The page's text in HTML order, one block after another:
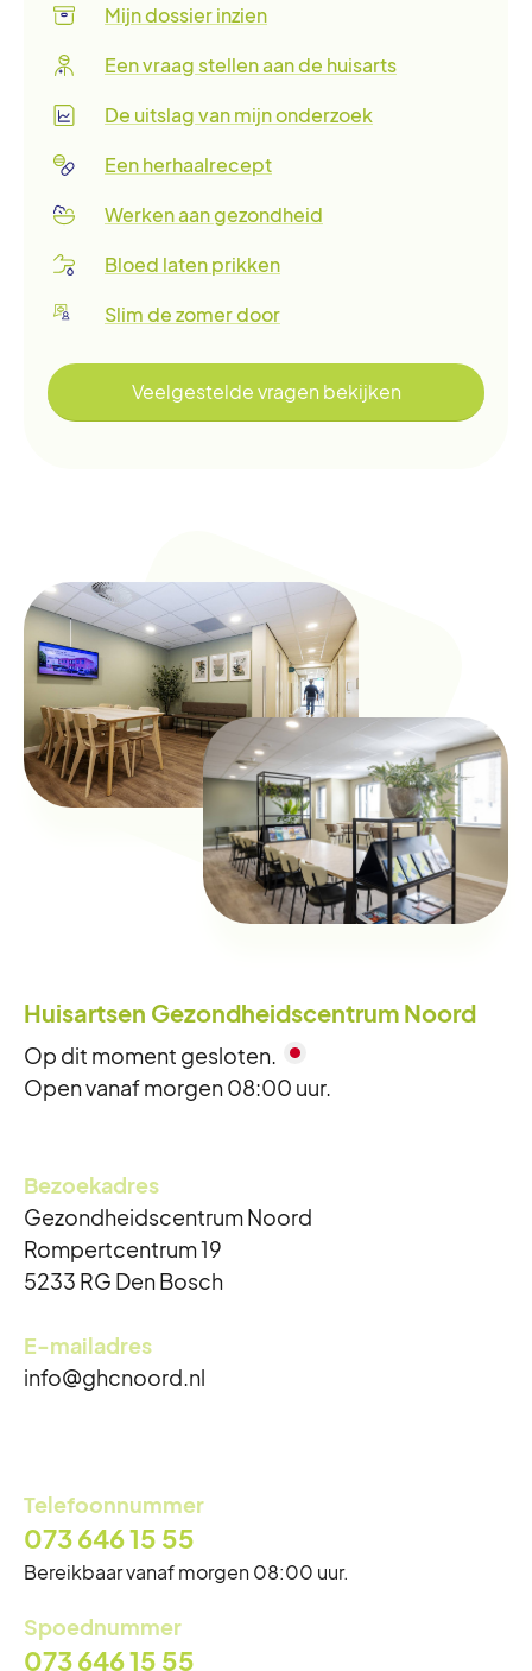
Mijn dossier inzien
Een vraag stellen aan de huisarts
De uitslag van mijn onderzoek
Een herhaalrecept
Werken aan gezondheid
Bloed laten prikken
Slim de zomer door
Veelgestelde vragen bekijken
Huisartsen Gezondheidscentrum Noord
Op dit moment gesloten.
Open vanaf morgen 08:00 uur.
Bezoekadres
Gezondheidscentrum Noord
Rompertcentrum 19
5233 RG Den Bosch
E-mailadres
info@ghcnoord.nl
Telefoonnummer
073 646 15 55
Bereikbaar vanaf morgen 08:00 uur.
Spoednummer
073 646 15 55
Maandag
Dinsdag
Woensdag
Vrijdag
Zaterdag